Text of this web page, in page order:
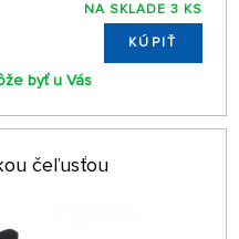
NA SKLADE 3 KS
KÚPIŤ
byť u Vás
čeľusťou